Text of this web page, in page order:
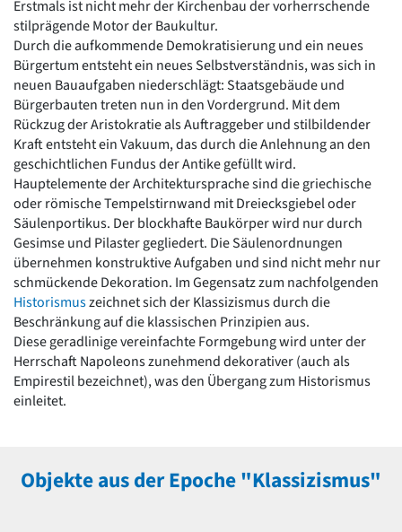
Klassizismus
Barock
Renaissance
Gotik
Romanik
Vorromanik
Römische Antike
Über uns
Über baukunst-nrw
Fachbeirat
Freunde & Förderer
Kontakt
Impressum
Datenschutz
Suchbegriff eingeben
Erstmals ist nicht mehr der Kirchenbau der vorherrschende
stilprägende Motor der Baukultur.
Durch die aufkommende Demokratisierung und ein neues
Bürgertum entsteht ein neues Selbstverständnis, was sich in
neuen Bauaufgaben niederschlägt: Staatsgebäude und
Bürgerbauten treten nun in den Vordergrund. Mit dem
Rückzug der Aristokratie als Auftraggeber und stilbildender
Kraft entsteht ein Vakuum, das durch die Anlehnung an den
geschichtlichen Fundus der Antike gefüllt wird.
Hauptelemente der Architektursprache sind die griechische
oder römische Tempelstirnwand mit Dreiecksgiebel oder
Säulenportikus. Der blockhafte Baukörper wird nur durch
Gesimse und Pilaster gegliedert. Die Säulenordnungen
übernehmen konstruktive Aufgaben und sind nicht mehr nur
schmückende Dekoration. Im Gegensatz zum nachfolgenden
Historismuszeichnet sich der Klassizismus durch die
Beschränkung auf die klassischen Prinzipien aus.
Diese geradlinige vereinfachte Formgebung wird unter der
Herrschaft Napoleons zunehmend dekorativer (auch als
Empirestil bezeichnet), was den Übergang zum Historismus
einleitet.
Objekte aus der Epoche "Klassizismus"